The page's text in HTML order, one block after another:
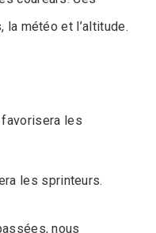
météo et l’altitude.
favorisera les
les sprinteurs.
nous